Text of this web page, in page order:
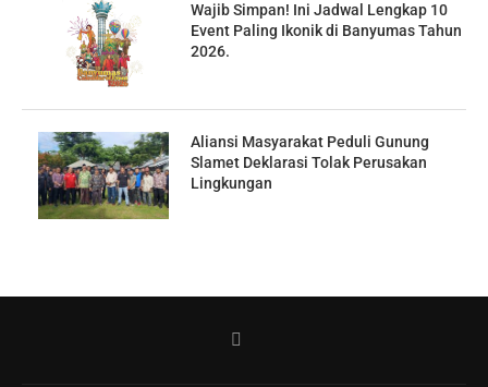
Wajib Simpan! Ini Jadwal Lengkap 10
Event Paling Ikonik di Banyumas Tahun
2026.
Aliansi Masyarakat Peduli Gunung
Slamet Deklarasi Tolak Perusakan
Lingkungan